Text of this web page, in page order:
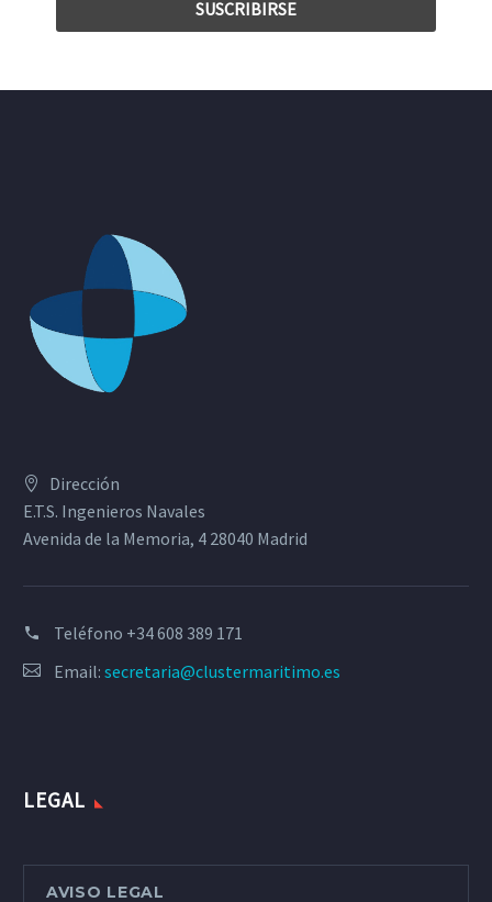
Dirección
E.T.S. Ingenieros Navales
Avenida de la Memoria, 4 28040 Madrid
Teléfono +34 608 389 171
Email: secretaria@clustermaritimo.es
LEGAL
AVISO LEGAL